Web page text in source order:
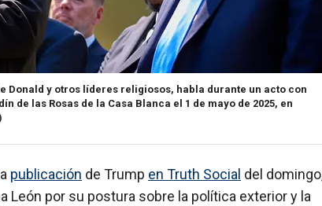
Donald y otros líderes religiosos, habla durante un acto con
de las Rosas de la Casa Blanca el 1 de mayo de 2025, en
publicación de Trump en Truth Social del
León por su postura sobre la política exterior y la